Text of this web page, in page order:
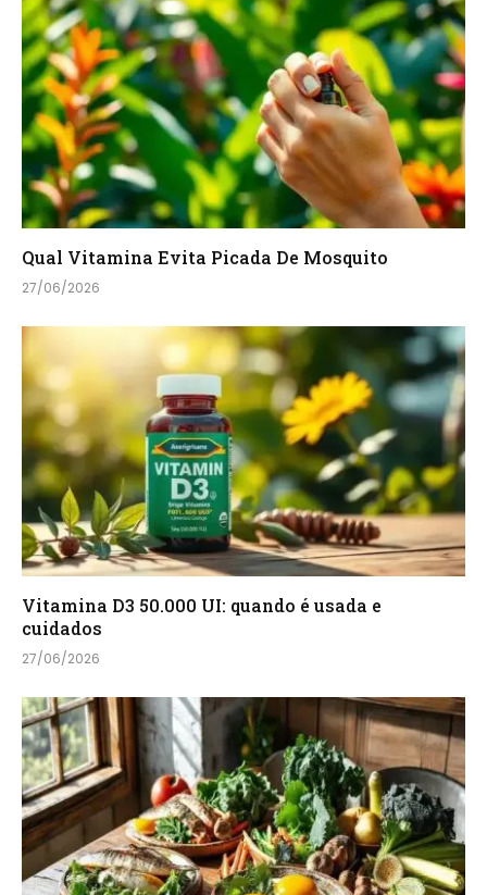
Qual Vitamina Evita Picada De Mosquito
27/06/2026
Vitamina D3 50.000 UI: quando é usada e
cuidados
27/06/2026